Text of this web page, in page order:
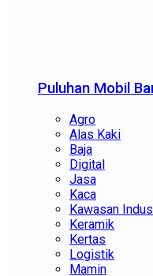
Puluhan Mobil
Agro
Alas Kaki
Baja
Digital
Jasa
Kaca
Kawasan
Keramik
Kertas
Logistik
Mamin